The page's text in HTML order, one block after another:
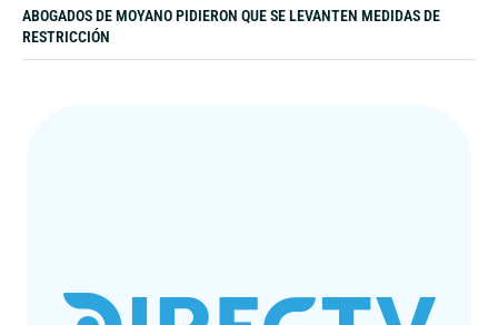
ABOGADOS DE MOYANO PIDIERON QUE SE LEVANTEN MEDIDAS DE
RESTRICCIÓN